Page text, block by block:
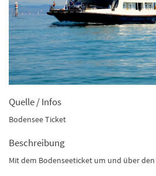
Quelle / Infos
Bodensee Ticket
Beschreibung
Mit dem Bodenseeticket um und über den